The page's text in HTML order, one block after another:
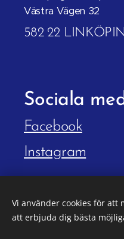
Västra Vägen 32
582 22
Sociala
Facebook
Instagram
Vi använder cookies för att
att erbjuda dig bästa